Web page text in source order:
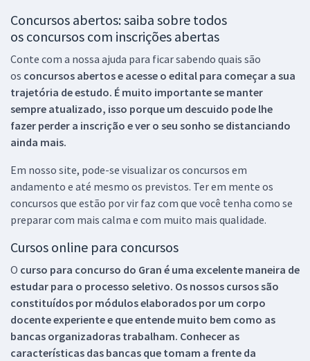
Concursos abertos: saiba sobre todos
os concursos com inscrições abertas
Conte com a nossa ajuda para ficar sabendo quais são
os concursos abertos e acesse o edital para começar a sua
trajetória de estudo. É muito importante se manter
sempre atualizado, isso porque um descuido pode lhe
fazer perder a inscrição e ver o seu sonho se distanciando
ainda mais.
Em nosso site, pode-se visualizar os concursos em
andamento e até mesmo os previstos. Ter em mente os
concursos que estão por vir faz com que você tenha como se
preparar com mais calma e com muito mais qualidade.
Cursos online para concursos
O curso para concurso do Gran é uma excelente maneira de
estudar para o processo seletivo. Os nossos cursos são
constituídos por módulos elaborados por um corpo
docente experiente e que entende muito bem como as
bancas organizadoras trabalham. Conhecer as
características das bancas que tomam a frente da